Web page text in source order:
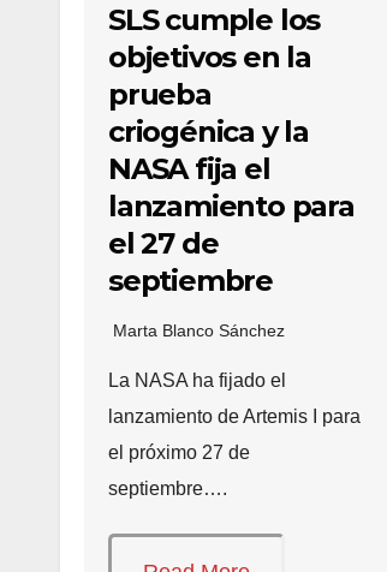
SLS cumple los
objetivos en la
prueba
criogénica y la
NASA fija el
lanzamiento para
el 27 de
septiembre
Marta Blanco Sánchez
La NASA ha fijado el
lanzamiento de Artemis I para
el próximo 27 de
septiembre….